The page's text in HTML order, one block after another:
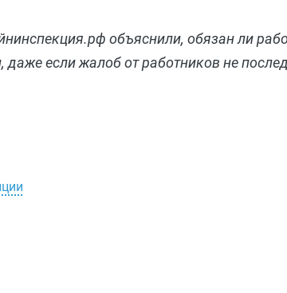
объяснили, обязан ли
если жалоб от работников не